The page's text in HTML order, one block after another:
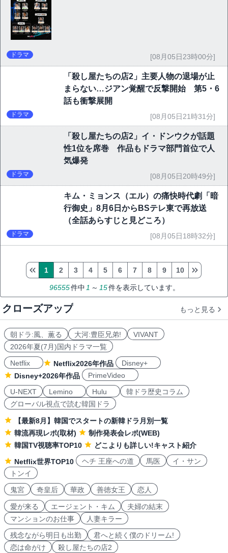
ドラマ [08月05日23時00分]
「殺し屋たちの店2」主要人物の退場が止
まらない…ジアン覚醒で反撃開始 第5・6
話も衝撃展開
ドラマ [08月05日21時31分]
「殺し屋たちの店2」イ・ドンウクが話題
性1位を席巻 作品もドラマ部門首位で人
気爆発
ドラマ [08月05日20時49分]
キム・ミョンス（エル）の痛快時代劇「暗
行御史」8月6日からBSテレ東で再放送
（全話あらすじと見どころ）
ドラマ [08月05日18時32分]
96555件中 1 ～ 15件を表示しています。
1 2 3 4 5 6 7 8 9 10
クローズアップ もっと見る
朝ドラ:風、薫る 大河:豊臣兄弟!
VIVANT
2026年夏(7月)国内ドラマ一覧
Netflix
Netflix2026年作品
Disney+
Disney+2026年作品
PrimeVideo
U-NEXT
Lemino Hulu
韓ドラ歴史コラム
グローバル視点で読む韓国ドラ
【最新8月】韓国でスタートの新韓ドラ月別一覧
韓流再現レポ(取材)
制作発表会レポ(WEB)
韓国TV視聴率TOP10
どこよりも詳しい!キャスト紹介
Netflix世界TOP10
ヘチ 王座への道 馬医
イ・サン
トンイ
鬼宮
奇皇后 華政 善徳女王 恋人
愛が来る エージェント・キム
夫婦の結末
マンションのお仕事
人妻キラー
残念ながら明日も出勤
君へと続く僕のドリーム!
恋は命がけ
殺し屋たちの店2